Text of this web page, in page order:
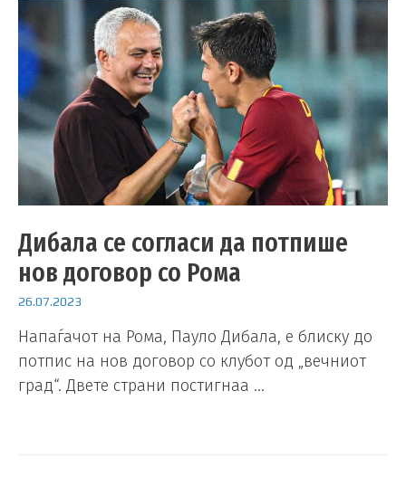
Дибала се согласи да потпише
нов договор со Рома
26.07.2023
Напаѓачот на Рома, Пауло Дибала, е блиску до
потпис на нов договор со клубот од „вечниот
град“. Двете страни постигнаа …